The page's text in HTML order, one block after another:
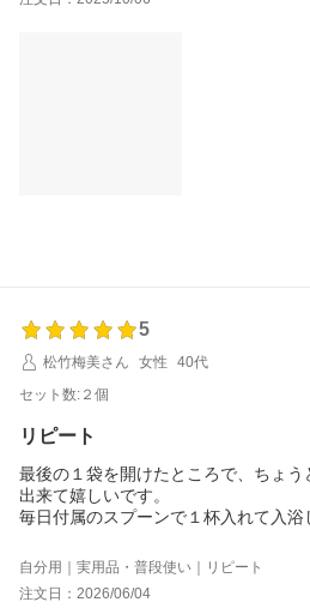
5
松竹梅美さん
女性
40代
セット数:２個
リピート
最後の１袋を開けたところで、ちょう
出来て嬉しいです。
毎日付属のスプーンで１杯入れて入浴
いですし、なにより就寝時に足が攣
付属のスプーンは捨てるのもったいな
とか酸素性漂白剤、片栗粉や小麦粉用
自分用｜実用品・普段使い｜リピート
注文日：2026/06/04